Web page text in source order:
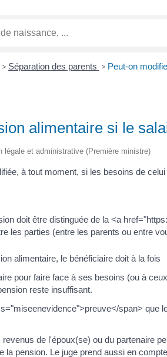
> Séparation des parents > Peut-on
alimentaire si le
légale et administrative (Première ministre)
à tout moment, si les besoins de
doit être distinguée de la <a
les parties (entre les parents ou entre
alimentaire, le bénéficiaire doit à la fois
pour faire face à ses besoins (ou à
reste insuffisant.
span>
de l'époux(se) ou du partenaire
la pension. Le juge prend aussi en